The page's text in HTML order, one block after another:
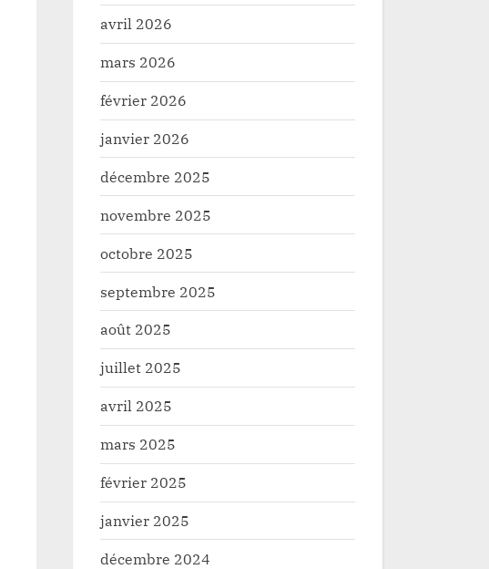
avril 2026
mars 2026
février 2026
janvier 2026
décembre 2025
novembre 2025
octobre 2025
septembre 2025
août 2025
juillet 2025
avril 2025
mars 2025
février 2025
janvier 2025
décembre 2024